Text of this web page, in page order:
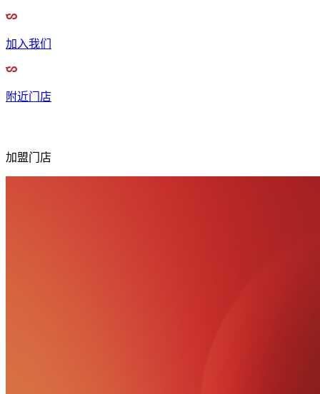
加入我们
附近门店
加盟门店